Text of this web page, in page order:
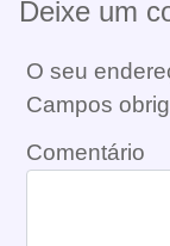
Deixe um
O seu
Campos
Comentário